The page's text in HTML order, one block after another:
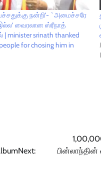
நன்றி’- `அமைச்சரே
வைரலான ஸ்ரீநாத்
| minister srinath thanked
for chosing him in
Next: